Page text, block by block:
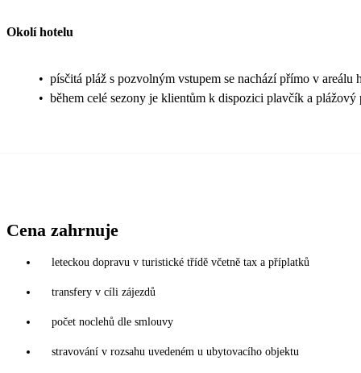
Okolí hotelu
• písčitá pláž s pozvolným vstupem se nachází přímo v
• během celé sezony je klientům k dispozici plavčík a plážový
Cena zahrnuje
leteckou dopravu v turistické třídě včetně tax a příplatků
transfery v cíli zájezdů
počet noclehů dle smlouvy
stravování v rozsahu uvedeném u ubytovacího objektu